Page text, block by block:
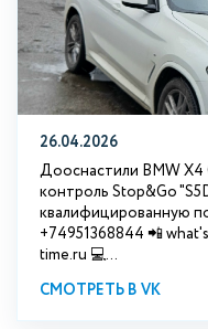
26.04.2026
Дооснастили BMW X4
контроль Stop&Go
квалифицированную
+74951368844 📲
time.ru 💻...
СМОТРЕТЬ В VK